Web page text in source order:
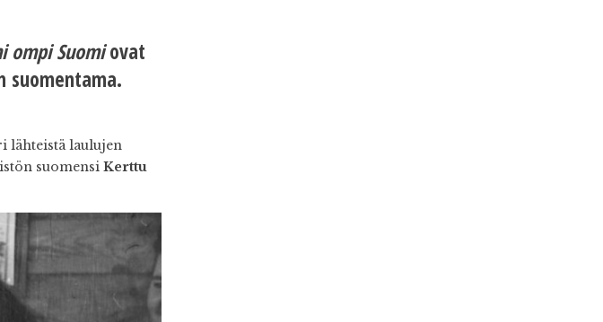
ompi Suomiovat
suomentama.
lähteistä laulujen
suomensi Kerttu